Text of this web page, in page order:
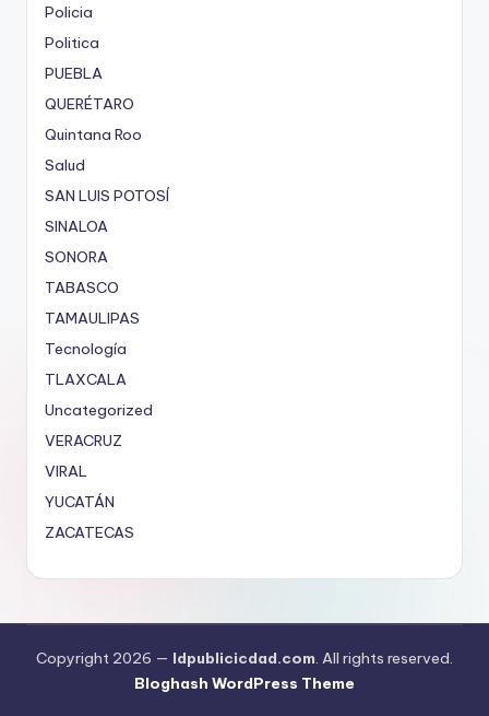
Policia
Politica
PUEBLA
QUERÉTARO
Quintana Roo
Salud
SAN LUIS POTOSÍ
SINALOA
SONORA
TABASCO
TAMAULIPAS
Tecnología
TLAXCALA
Uncategorized
VERACRUZ
VIRAL
YUCATÁN
ZACATECAS
Copyright 2026 — ldpublicicdad.com. All rights reserved.
Bloghash WordPress Theme